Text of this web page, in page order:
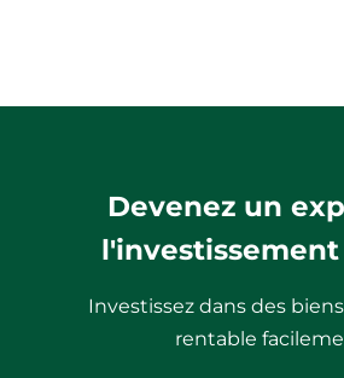
Devenez un
Investissez dans des
rentable